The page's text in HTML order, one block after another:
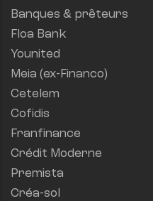
Banques & prêteurs
Floa Bank
Younited
Meia (ex-Financo)
Cetelem
Cofidis
Franfinance
Crédit Moderne
Premista
Créa-sol